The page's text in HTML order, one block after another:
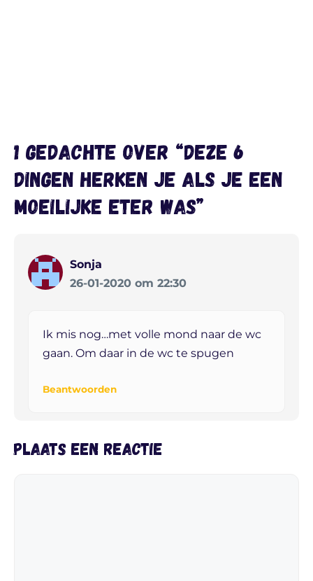
1 gedachte over “Deze 6
dingen herken je als je een
moeilijke eter was”
Sonja
26-01-2020 om 22:30
Ik mis nog…met volle mond naar de wc
gaan. Om daar in de wc te spugen
Beantwoorden
Plaats een reactie